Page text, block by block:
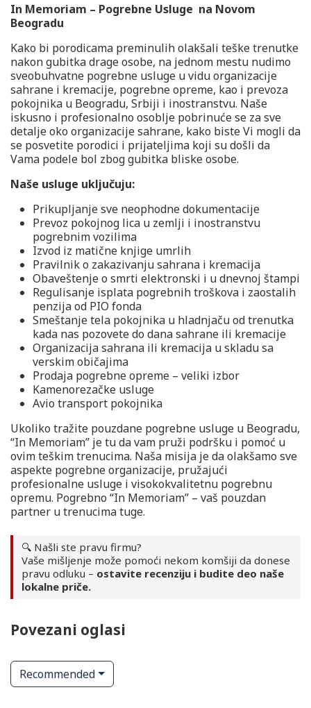
In Memoriam – Pogrebne Usluge na Novom
Beogradu
Kako bi porodicama preminulih olakšali teške trenutke
nakon gubitka drage osobe, na jednom mestu nudimo
sveobuhvatne pogrebne usluge u vidu organizacije
sahrane i kremacije, pogrebne opreme, kao i prevoza
pokojnika u Beogradu, Srbiji i inostranstvu. Naše
iskusno i profesionalno osoblje pobrinuće se za sve
detalje oko organizacije sahrane, kako biste Vi mogli da
se posvetite porodici i prijateljima koji su došli da
Vama podele bol zbog gubitka bliske osobe.
Naše usluge uključuju:
Prikupljanje sve neophodne dokumentacije
Prevoz pokojnog lica u zemlji i inostranstvu
pogrebnim vozilima
Izvod iz matične knjige umrlih
Pravilnik o zakazivanju sahrana i kremacija
Obaveštenje o smrti elektronski i u dnevnoj štampi
Regulisanje isplata pogrebnih troškova i zaostalih
penzija od PIO fonda
Smeštanje tela pokojnika u hladnjaču od trenutka
kada nas pozovete do dana sahrane ili kremacije
Organizacija sahrana ili kremacija u skladu sa
verskim običajima
Prodaja pogrebne opreme – veliki izbor
Kamenorezačke usluge
Avio transport pokojnika
Ukoliko tražite pouzdane pogrebne usluge u Beogradu,
“In Memoriam” je tu da vam pruži podršku i pomoć u
ovim teškim trenucima. Naša misija je da olakšamo sve
aspekte pogrebne organizacije, pružajući
profesionalne usluge i visokokvalitetnu pogrebnu
opremu. Pogrebno “In Memoriam” – vaš pouzdan
partner u trenucima tuge.
🔍 Našli ste pravu firmu?
Vaše mišljenje može pomoći nekom komšiji da donese
pravu odluku – ostavite recenziju i budite deo naše
lokalne priče.
Povezani oglasi
Recommended